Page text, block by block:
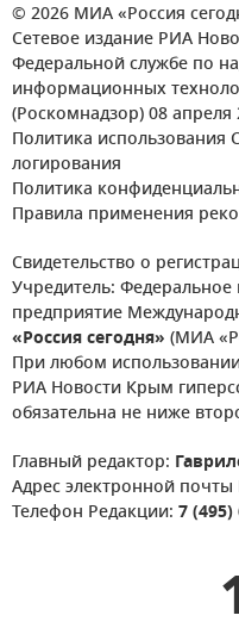
© 2026 МИА «Россия
Сетевое издание РИА
Федеральной службе по
информационных
(Роскомнадзор) 08 апреля
Политика использования
логирования
Политика
Правила применения
Свидетельство о
Учредитель: Федеральное
предприятие
«Россия сегодня» (МИА
При любом
РИА Новости Крым
обязательна не ниже
Главный редактор:
Адрес электронной почты
Телефон Редакции: 7 (495)